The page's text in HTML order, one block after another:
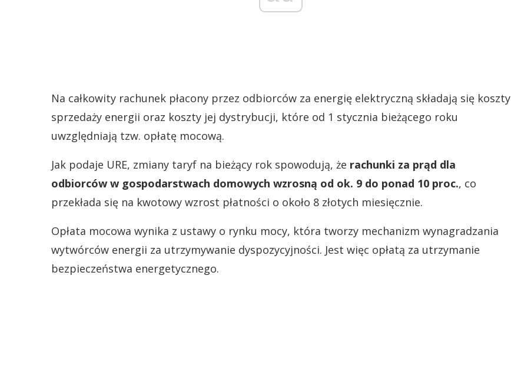
Na całkowity rachunek płacony przez odbiorców za energię elektryczną składają się koszty
sprzedaży energii oraz koszty jej dystrybucji, które od 1 stycznia bieżącego roku
uwzględniają tzw. opłatę mocową.
Jak podaje URE, zmiany taryf na bieżący rok spowodują, że rachunki za prąd dla
odbiorców w gospodarstwach domowych wzrosną od ok. 9 do ponad 10 proc., co
przekłada się na kwotowy wzrost płatności o około 8 złotych miesięcznie.
Opłata mocowa wynika z ustawy o rynku mocy, która tworzy mechanizm wynagradzania
wytwórców energii za utrzymywanie dyspozycyjności. Jest więc opłatą za utrzymanie
bezpieczeństwa energetycznego.